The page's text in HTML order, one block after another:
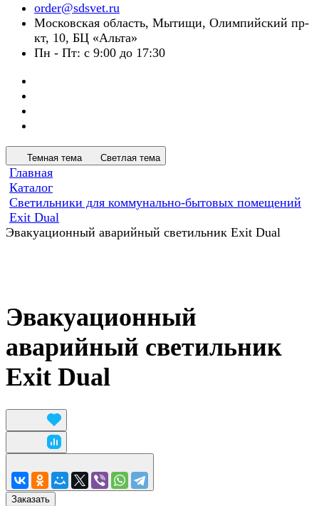
order@sdsvet.ru
Московская область, Мытищи, Олимпийский пр-
кт, 10, БЦ «Альта»
Пн - Пт: с 9:00 до 17:30
Темная тема Светлая тема
Главная
Каталог
Светильники для коммунально-бытовых помещений
Exit Dual
Эвакуационный аварийный светильник Exit Dual
Эвакуационный
аварийный светильник
Exit Dual
Заказать